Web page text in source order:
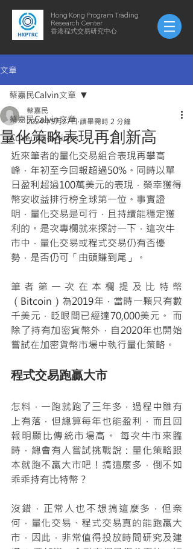
Hong Kong Program Trading
Research Center
​​香港程式交易研究中心
文章
蔡嘉民Calvin文章
AuYeung-articles
蔡嘉民Calvin文章
量化策略表現再創新高
蔡嘉民
2024年5月27日 讀畢需時 2 分鐘
近來筆者的量化交易組合表現再攀高
峰，年初至今回報超過50%。同時以單
日盈利超過100萬美元的表現，榮幸獲得
幣安收益排行榜全球第一位。事實證
明，量化交易是可行，且持續能穩定獲
利的。是次專欄就來探討一下，這次牛
市中，量化交易或程式交易仍有否優
勢，是否仍可「由頭賺到尾」。
筆者第一次在本欄提及比特幣
（Bitcoin）為2019年，當時一顆只有數
千美元，眨眼間已經達70,000美元。 而
除了持有加密貨幣外，自2020年也開始
嘗試在加密貨幣市場中執行量化策略。
程式交易跑贏大市
怎料，一跑就跑了三年多，過程中雖有
上有落，但總算每年也能盈利，而且回
報明顯比傳統市場高。 每次牛市來臨
時，總會有人嘗試挑戰說：量化策略跟
本就跑不贏大市吧！搞這麼多，倒不如
乖乖持有比特幣？
沒錯，正常人也不想搞這麼多，但奈
何，量化交易、程式交易真的能跑贏大
市，因此，非常值得投放時間研究及建